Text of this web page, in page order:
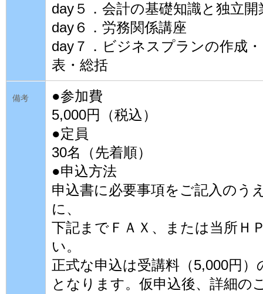
day５．会計の基礎知識と独立
day６．労務関係講座
day７．ビジネスプランの作成
表・総括
備考
●参加費
5,000円（税込）
●定員
30名（先着順）
●申込方法
申込書に必要事項をご記入のう
に、
下記までＦＡＸ、または当所Ｈ
い。
正式な申込は受講料（5,000円
となります。仮申込後、詳細の